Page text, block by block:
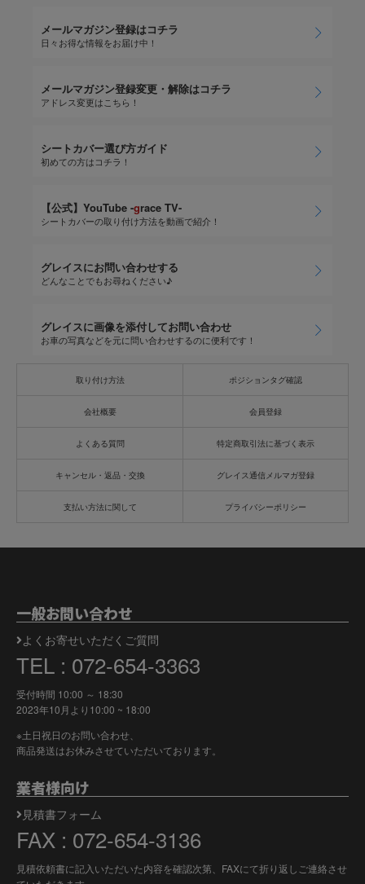
メールマガジン登録はコチラ
日々お得な情報をお届け中！
メールマガジン登録変更・解除はコチラ
アドレス変更はこちら！
シートカバー選び方ガイド
初めての方はコチラ！
【公式】YouTube -grace TV-
シートカバーの取り付け方法を動画で紹介！
グレイスにお問い合わせする
どんなことでもお尋ねください♪
グレイスに画像を添付してお問い合わせ
お車の写真などを元に問い合わせするのに便利です！
取り付け方法 ポジションタグ確認
会社概要 会員登録
よくある質問 特定商取引法に基づく表示
キャンセル・返品・交換 グレイス通信メルマガ登録
支払い方法に関して プライバシーポリシー
一般お問い合わせ
よくお寄せいただくご質問
TEL : 072-654-3363
受付時間 10:00 ～ 18:30
2023年10月より 10:00 ~ 18:00
※土日祝日のお問い合わせ、
商品発送はお休みさせていただいております。
業者様向け
見積書フォーム
FAX : 072-654-3136
見積依頼書に記入いただいた内容を確認次第、FAXにて折り返しご連絡させ